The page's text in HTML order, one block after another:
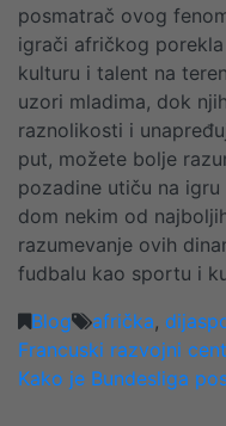
posmatrač ovog
igrači afričkog
kulturu i talent na
uzori mladima, dok
raznolikosti i
put, možete bolje
pozadine utiču na
dom nekim od
razumevanje ovih
fudbalu kao sportu i
Blog
afrička,
POST
Francuski razvojni
Kako je Bundesliga